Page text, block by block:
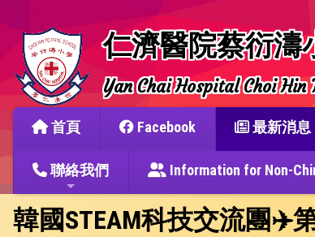
仁濟醫院蔡衍濤
Yan Chai Hospital Choi Hin
首頁 Facebook 最新消息
聯絡我們 Information for Non-
韓國STEAM科技交流團✈️